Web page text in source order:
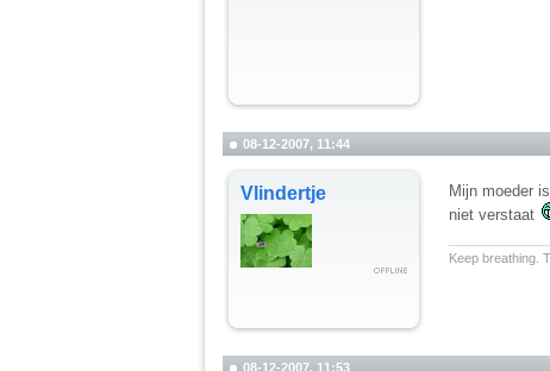
08-12-2007, 11:44
Vlindertje
Mijn moeder
niet verstaat
Keep breathing.
08-12-2007, 11:53